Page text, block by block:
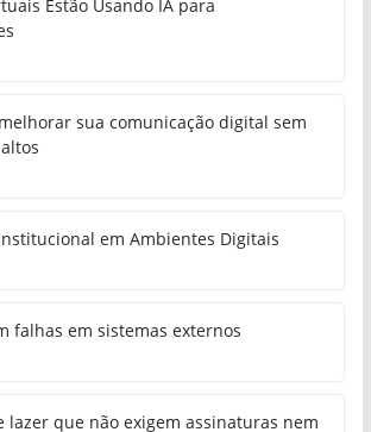
Estão Usando IA para
sua comunicação digital sem
em Ambientes Digitais
falhas em sistemas externos
lazer que não exigem assinaturas nem